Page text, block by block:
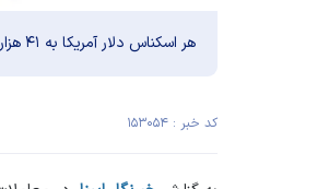
هر اسکناس دلار آمریکا به ۴۱ هزار و ۲۵۸ تومان و حواله دلار نیز به ۳۷ هزار و ۵۰۷ تومان رسید.
کد خبر : ۱۵۳۰۵۴